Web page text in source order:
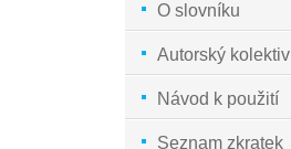
O slovníku
Autorský kolektiv
Návod k použití
Seznam zkratek